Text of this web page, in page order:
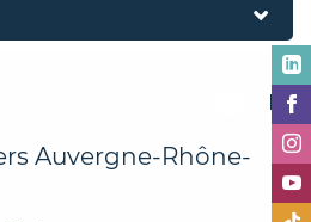
Auvergne-Rhône-